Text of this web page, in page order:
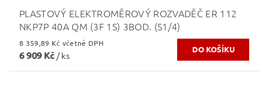
PLASTOVÝ ELEKTROMĚROVÝ ROZVADĚČ ER 112
NKP7P 40A QM (3F 1S) 3BOD. (S1/4)
8 359,89 Kč včetně DPH
6 909 Kč / ks